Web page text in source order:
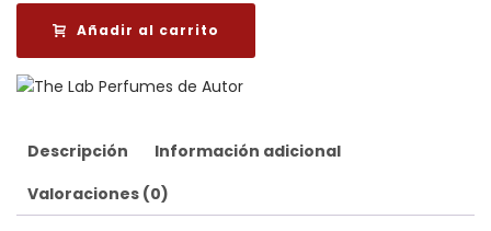
Añadir al carrito
Descripción
Información adicional
Valoraciones (0)